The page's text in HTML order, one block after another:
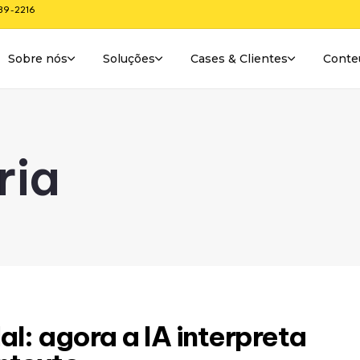
2216
Sobre nós Soluções Cases & Clientes
agora a IA interpreta